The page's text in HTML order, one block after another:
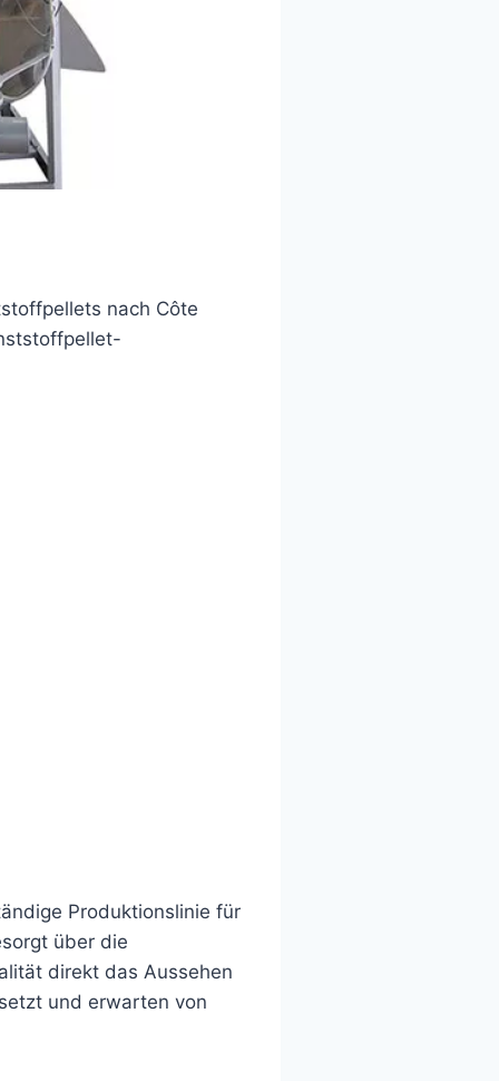
nach Côte
Produktionslinie für
über die
direkt das Aussehen
und erwarten von